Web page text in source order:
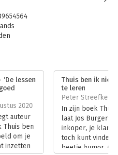
Management
'De lessen
2020
auteur
Thuis ben
om je
inzetten
Thuis ben ik niet
te leren
Peter Streefkerk
In zijn boek
laat Jos Burgers
inkoper, je
toch kunt vinden
beetje humor. Of